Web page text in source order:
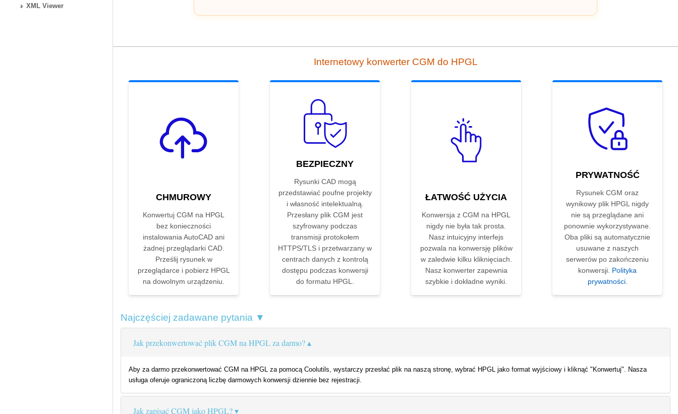
XML Viewer
Internetowy konwerter CGM do HPGL
CHMUROWY
Konwertuj CGM na HPGL
bez konieczności
instalowania AutoCAD ani
żadnej przeglądarki CAD.
Prześlij rysunek w
przeglądarce i pobierz HPGL
na dowolnym urządzeniu.
BEZPIECZNY
Rysunki CAD mogą
przedstawiać poufne projekty
i własność intelektualną.
Przesłany plik CGM jest
szyfrowany podczas
transmisji protokołem
HTTPS/TLS i przetwarzany w
centrach danych z kontrolą
dostępu podczas konwersji
do formatu HPGL.
ŁATWOŚĆ UŻYCIA
Konwersja z CGM na HPGL
nigdy nie była tak prosta.
Nasz intuicyjny interfejs
pozwala na konwersję plików
w zaledwie kilku kliknięciach.
Nasz konwerter zapewnia
szybkie i dokładne wyniki.
PRYWATNOŚĆ
Rysunek CGM oraz
wynikowy plik HPGL nigdy
nie są przeglądane ani
ponownie wykorzystywane.
Oba pliki są automatycznie
usuwane z naszych
serwerów po zakończeniu
konwersji. Polityka
prywatności.
Najczęściej zadawane pytania ▼
Jak przekonwertować plik CGM na HPGL za darmo?
Aby za darmo przekonwertować CGM na HPGL za pomocą Coolutils, wystarczy przesłać plik na naszą stronę, wybrać HPGL jako format wyjściowy i kliknąć "Konwertuj". Nasza
usługa oferuje ograniczoną liczbę darmowych konwersji dziennie bez rejestracji.
Jak zapisać CGM jako HPGL?